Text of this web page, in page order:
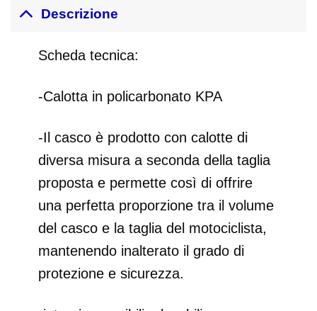
Descrizione
Scheda tecnica:
-Calotta in policarbonato KPA
-Il casco è prodotto con calotte di
diversa misura a seconda della taglia
proposta e permette così di offrire
una perfetta proporzione tra il volume
del casco e la taglia del motociclista,
mantenendo inalterato il grado di
protezione e sicurezza.